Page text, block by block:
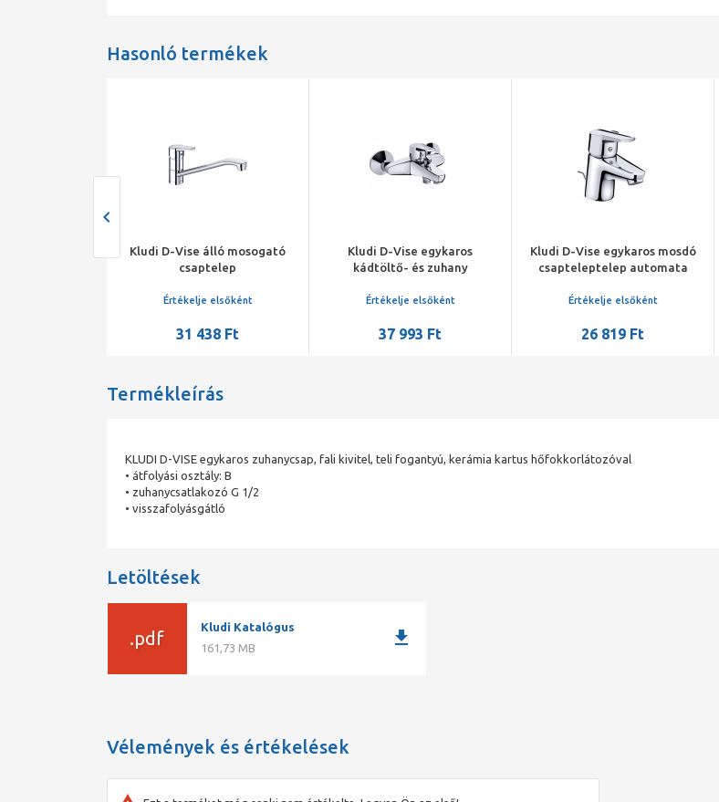
Hasonló termékek
Kludi D-Vise álló mosogató
csaptelep
Értékelje elsőként
31 438 Ft
Kludi D-Vise egykaros
kádtöltő- és zuhany
Értékelje elsőként
37 993 Ft
Kludi D-Vise egykaros mosdó
csapteleptelep automata
Értékelje elsőként
26 819 Ft
Termékleírás
KLUDI D-VISE egykaros zuhanycsap, fali kivitel, teli fogantyú, kerámia kartus hőfokkorlátozóval
• átfolyási osztály: B
• zuhanycsatlakozó G 1/2
• visszafolyásgátló
Letöltések
.pdf
Kludi Katalógus
161,73 MB
download
Vélemények és értékelések